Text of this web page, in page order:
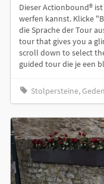
Dieser Actionbound®
werfen kannst. Klicke
die Sprache der Tour
tour that gives you a
scroll down to select
guided tour die je een
Stolpersteine,